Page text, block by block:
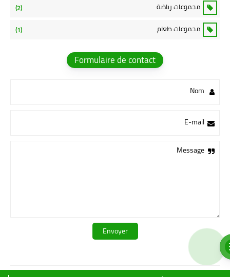
مجموعات رياضة (2)
مجموعات طعام (1)
Formulaire de contact
Nom
E-mail
Message
جروبات هلهول